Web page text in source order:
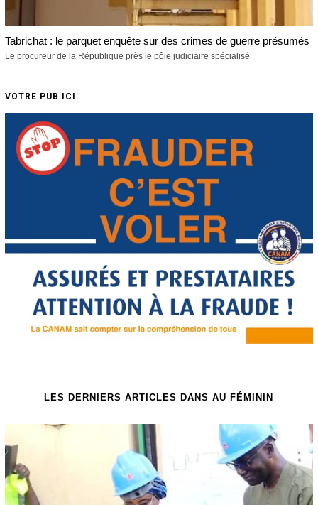
Tabrichat : le parquet enquête sur des crimes de guerre présumés
Le procureur de la République près le pôle judiciaire spécialisé
VOTRE PUB ICI
LES DERNIERS ARTICLES DANS AU FÉMININ